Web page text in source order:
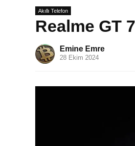
Akıllı Telefon
Realme GT
Emine Emre
28 Ekim 2024